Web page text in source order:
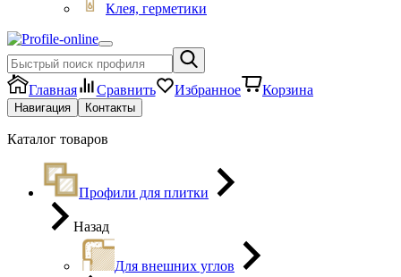
Клея, герметики
Главная Сравнить Избранное Корзина
Навигация Контакты
Каталог товаров
Профили для плитки
Назад
Для внешних углов